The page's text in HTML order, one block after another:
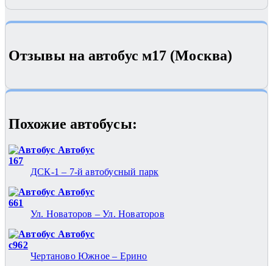
Отзывы на автобус м17 (Москва)
Похожие автобуcы:
Автобус
167
ДСК-1 – 7-й автобусный парк
Автобус
661
Ул. Новаторов – Ул. Новаторов
Автобус
с962
Чертаново Южное – Ерино